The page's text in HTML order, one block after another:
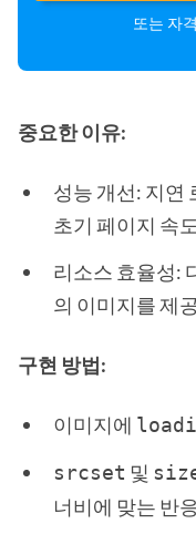
또는 자
중요한 이유:
성능 개선: 지연
초기 페이지 속
리소스 효율성:
의 이미지를 제
구현 방법:
이미지에
srcset 및
너비에 맞는 반